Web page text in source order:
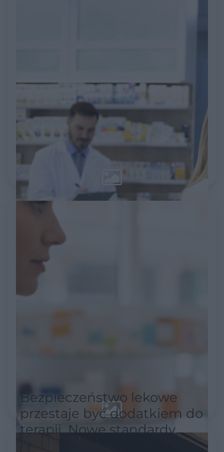
Bezpieczeństwo lekowe
przestaje być dodatkiem do
terapii. Nowe standardy
akredytacyjne stawiają je w